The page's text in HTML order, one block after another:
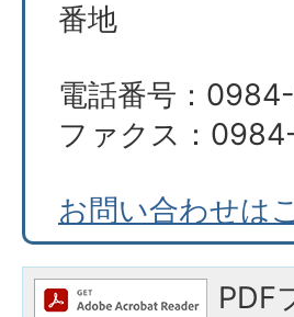
番地
電話番号：
ファクス：
お問い合わせは
PDF